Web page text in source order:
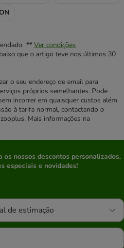
** Ver condições
que o artigo teve nos últimos 30
o seu endereço de email para
próprios semelhantes. Pode
incorrer em quaisquer custos além
à tarifa normal, contactando o
Mais informações na
os nossos descontos personalizados,
especiais e novidades!
de estimação